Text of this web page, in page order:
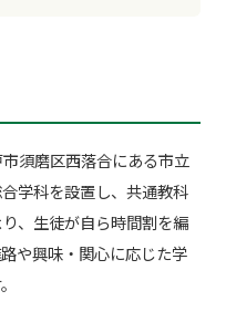
須磨区西落合にある市立
学科を設置し、共通教科
、生徒が自ら時間割を編
や興味・関心に応じた学